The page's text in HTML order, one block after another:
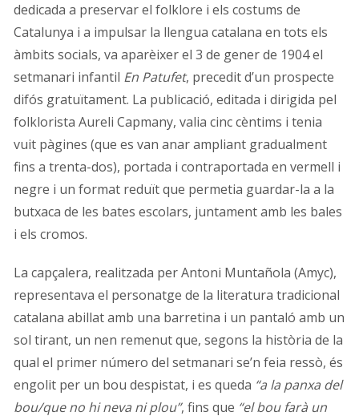
dedicada a preservar el folklore i els costums de
Catalunya i a impulsar la llengua catalana en tots els
àmbits socials, va aparèixer el 3 de gener de 1904 el
setmanari infantil En Patufet, precedit d’un prospecte
difós gratuïtament. La publicació, editada i dirigida pel
folklorista Aureli Capmany, valia cinc cèntims i tenia
vuit pàgines (que es van anar ampliant gradualment
fins a trenta-dos), portada i contraportada en vermell i
negre i un format reduït que permetia guardar-la a la
butxaca de les bates escolars, juntament amb les bales
i els cromos.
La capçalera, realitzada per Antoni Muntañola (Amyc),
representava el personatge de la literatura tradicional
catalana abillat amb una barretina i un pantaló amb un
sol tirant, un nen remenut que, segons la història de la
qual el primer número del setmanari se’n feia ressò, és
engolit per un bou despistat, i es queda “a la panxa del
bou/que no hi neva ni plou”, fins que “el bou farà un